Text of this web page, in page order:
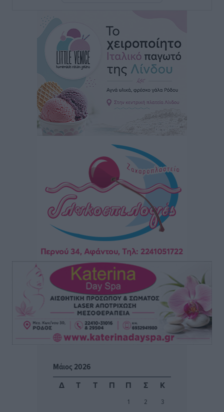
εφησυχασμού» – Σε πλήρη ετοιμότητα ο μηχανισμός
πριν 7 ώρες
Καιρός: Επιμένουν οι υψηλές θερμοκρασίες – Ισχυρά
μελτέμια έως 9 μποφόρ, σε «Red Code» 6 περιοχές
Τοπικές Ειδήσεις πριν 7 ώρες
Τα φοιτητικά ενοίκια «τινάζουν στον αέρα» τους
οικογενειακούς προϋπολογισμούς
• πριν 8 ώρες
Δύο νέοι ξενώνες παραδόθηκαν στις Ένοπλες
Δυνάμεις στη νήσο Ρω
Τοπικές Ειδήσεις• πριν 8 ώρες
Συνεχίζεται η έξοδος του Αυγούστου – Πάνω από
34.000 αναχωρούν σήμερα μόνο από τον Πειραιά
πριν 8 ώρες
Μόνιμες θέσεις στους παιδικούς σταθμούς: Οι
προϋποθέσεις, η 24μηνη εμπειρία και οι προθεσμίες
για τους δήμους
Τοπικές Ειδήσεις• πριν 8 ώρες
Δεύτερη πηγή εισοδήματος για τους επαγγελματίες
ψαράδες ο αλιευτικός τουρισμός
Μάιος 2026
Δ
Τ Τ Π Π Σ Κ
1 2
3